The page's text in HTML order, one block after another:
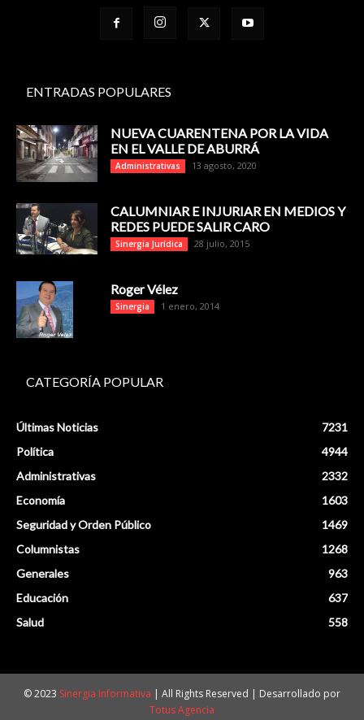
ENTRADAS POPULARES
NUEVA CUARENTENA POR LA VIDA
EN EL VALLE DE ABURRÁ
Administrativas 13 agosto, 2020
CALUMNIAR E INJURIAR EN MEDIOS Y
REDES PUEDE SALIR CARO
Sinergia Jurídica 28 julio, 2015
Roger Vélez
Sinergia 1 enero, 2014
CATEGORÍA POPULAR
Últimas Noticias
7231
Política
4944
Administrativas
2332
Economía
1603
Seguridad y Orden Público
1469
Columnistas
1268
Generales
963
Educación
637
Salud
558
© 2023 Sinergia Informativa | All Rights Reserved | Desarrollado por
Totus Agencia